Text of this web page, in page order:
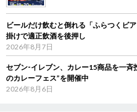
ビールだけ飲むと倒れる「ふらつくビ
掛けで適正飲酒を後押し
2026年8月7日
セブン‐イレブン、カレー15商品を一
のカレーフェス”を開催中
2026年8月6日